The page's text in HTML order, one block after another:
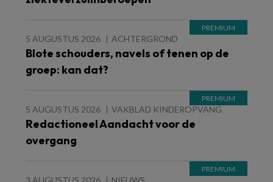
5 AUGUSTUS 2026 ACHTERGROND
Blote schouders, navels of tenen op de
groep: kan dat?
5 AUGUSTUS 2026 VAKBLAD KINDEROPVANG
Redactioneel Aandacht voor de
overgang